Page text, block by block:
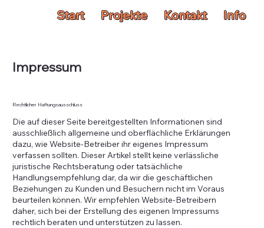
Info
Kontakt
Projekte
Start
Impressum
Rechtlicher Haftungsausschluss
Die auf dieser Seite bereitgestellten Informationen sind
ausschließlich allgemeine und oberflächliche Erklärungen
dazu, wie Website-Betreiber ihr eigenes Impressum
verfassen sollten. Dieser Artikel stellt keine verlässliche
juristische Rechtsberatung oder tatsächliche
Handlungsempfehlung dar, da wir die geschäftlichen
Beziehungen zu Kunden und Besuchern nicht im Voraus
beurteilen können. Wir empfehlen Website-Betreibern
daher, sich bei der Erstellung des eigenen Impressums
rechtlich beraten und unterstützen zu lassen.